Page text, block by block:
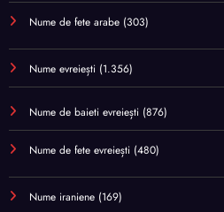
Nume de fete arabe (303)
Nume evreiești (1.356)
Nume de baieti evreiești (876)
Nume de fete evreiești (480)
Nume iraniene (169)